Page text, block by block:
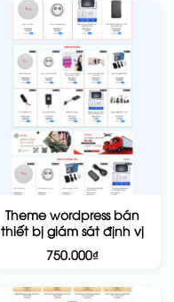
Theme wordpress bán
thiết bị giám sát định vị
750.000₫